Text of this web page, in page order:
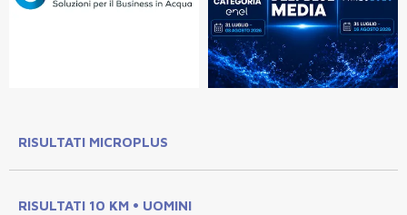
RISULTATI MICROPLUS
RISULTATI 10 KM • UOMINI